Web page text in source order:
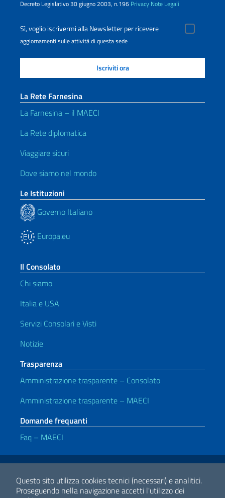
Questo sito utilizza cookies tecnici (necessari) e analitici.
Proseguendo nella navigazione accetti l'utilizzo dei
Decreto Legislativo 30 giugno 2003, n.196 Privacy Note Legali
Sì, voglio iscrivermi alla Newsletter per ricevere
aggiornamenti sulle attività di questa sede
La Rete Farnesina
La Farnesina – il MAECI
La Rete diplomatica
Viaggiare sicuri
Dove siamo nel mondo
Le Istituzioni
Governo Italiano
Europa.eu
Il Consolato
Chi siamo
Italia e USA
Servizi Consolari e Visti
Notizie
Trasparenza
Amministrazione trasparente – Consolato
Amministrazione trasparente – MAECI
Domande frequanti
Faq – MAECI
Link Utili